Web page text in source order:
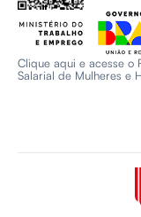
Clique aqui e acesse o
Salarial de Mulheres e